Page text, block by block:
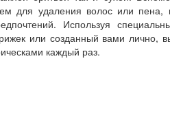
для удаления волос или пена,
Используя
или созданный вами лично,
каждый раз.